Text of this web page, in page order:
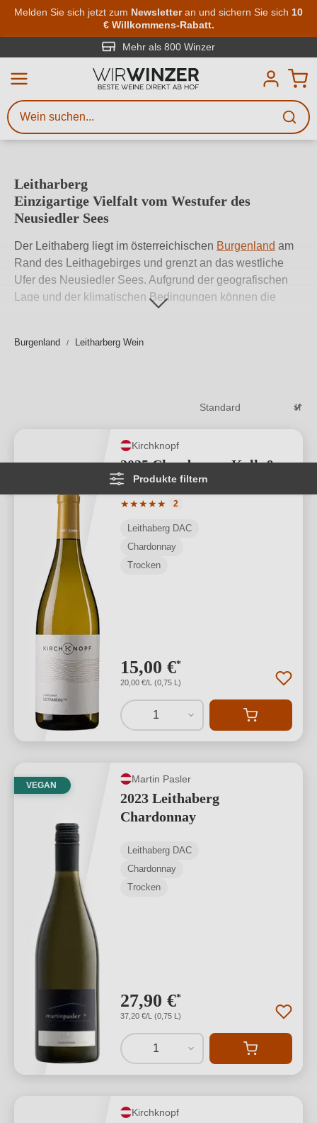
Zum Hauptinhalt springen
Melden Sie sich jetzt zum Newsletteran und sichern Sie sich 10
€ Willkommens-Rabatt.
Mehr als 800 Winzer
Leitharberg
Einzigartige Vielfalt vom Westufer des
Neusiedler Sees
Der Leithaberg liegt im österreichischen Burgenland am
Rand des Leithagebirges und grenzt an das westliche
Ufer des Neusiedler Sees. Aufgrund der geografischen
Lage und der klimatischen Bedingungen können die
Burgenland Leitharberg Wein
Produkte filtern
Kirchknopf
2025 Chardonnay Kalk &
Schiefer Leithaberg
★★★★★
Durchschnittliche Bewertung von 5
2
Leithaberg DAC
Chardonnay
Trocken
15,00 €*
20,00 €/L (0,75 L)
1
VEGAN
Martin Pasler
2023 Leithaberg
Chardonnay
Leithaberg DAC
Chardonnay
Trocken
27,90 €*
37,20 €/L (0,75 L)
1
Kirchknopf
Weinsuche
Mindestens 3 Zeichen eingeben
Beschreiben Sie, welchen Wein
Sie suchen – ob nach Geschmack,